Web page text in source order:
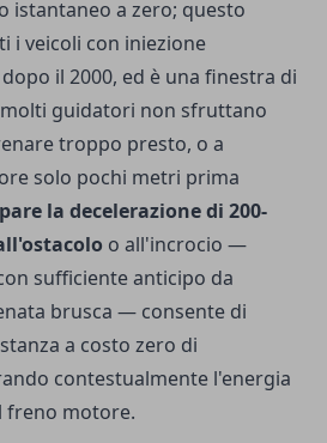
istantaneo a zero; questo
i veicoli con iniezione
il 2000, ed è una finestra di
guidatori non sfruttano
troppo presto, o a
solo pochi metri prima
la decelerazione di 200-
o all'incrocio —
sufficiente anticipo da
brusca — consente di
a costo zero di
contestualmente l'energia
freno motore.